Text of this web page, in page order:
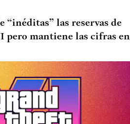
“inéditas” las reservas de
pero mantiene las cifras en